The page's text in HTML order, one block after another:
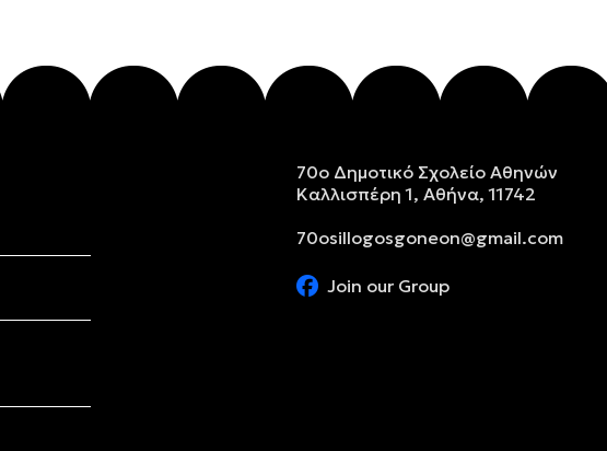
70ο Δημοτικό Σχολείο Αθηνών
Καλλισπέρη 1, Αθήνα, 11742
70osillogosgoneon@gmail.com
Join our Group